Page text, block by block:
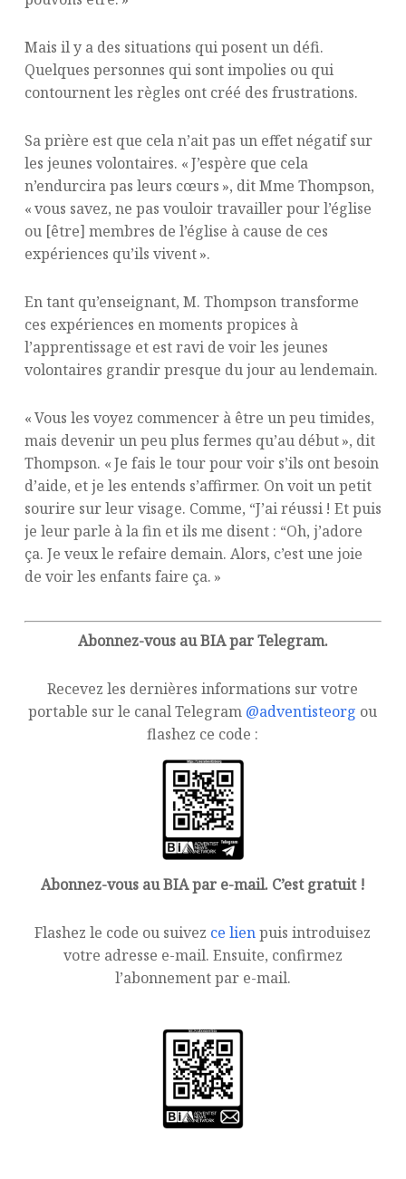
Mais il y a des situations qui posent un défi.
Quelques personnes qui sont impolies ou qui
contournent les règles ont créé des frustrations.
Sa prière est que cela n’ait pas un effet négatif sur
les jeunes volontaires. « J’espère que cela
n’endurcira pas leurs cœurs », dit Mme Thompson,
« vous savez, ne pas vouloir travailler pour l’église
ou [être] membres de l’église à cause de ces
expériences qu’ils vivent ».
En tant qu’enseignant, M. Thompson transforme
ces expériences en moments propices à
l’apprentissage et est ravi de voir les jeunes
volontaires grandir presque du jour au lendemain.
« Vous les voyez commencer à être un peu timides,
mais devenir un peu plus fermes qu’au début », dit
Thompson. « Je fais le tour pour voir s’ils ont besoin
d’aide, et je les entends s’affirmer. On voit un petit
sourire sur leur visage. Comme, “J’ai réussi ! Et puis
je leur parle à la fin et ils me disent : “Oh, j’adore
ça. Je veux le refaire demain. Alors, c’est une joie
de voir les enfants faire ça. »
Abonnez-vous au BIA par Telegram.
Recevez les dernières informations sur votre
portable sur le canal Telegram @adventisteorg ou
flashez ce code :
Abonnez-vous au BIA par e-mail. C’est gratuit !
Flashez le code ou suivez ce lienpuis introduisez
votre adresse e-mail. Ensuite, confirmez
l’abonnement par e-mail.